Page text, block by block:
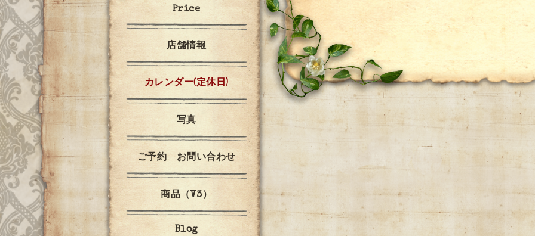
Price
店舗情報
カレンダー(定休日)
写真
ご予約 お問い合わせ
商品（V3）
Blog